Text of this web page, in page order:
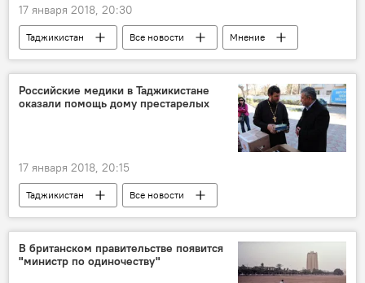
17 января 2018, 20:30
Таджикистан Все новости
Мнение
закон
табак
бюджет
курение
Российские медики в Таджикистане
оказали помощь дому престарелых
17 января 2018, 20:15
Таджикистан
Все новости
201-я РВБ в Таджикистане
В британском правительстве появится
"министр по одиночеству"